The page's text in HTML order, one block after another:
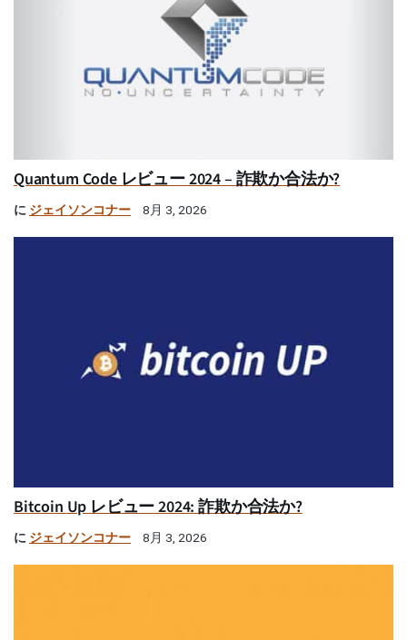
Quantum Code レビュー 2024 – 詐欺か合法か?
に ジェイソンコナー 8月 3, 2026
Bitcoin Up レビュー 2024: 詐欺か合法か?
に ジェイソンコナー 8月 3, 2026